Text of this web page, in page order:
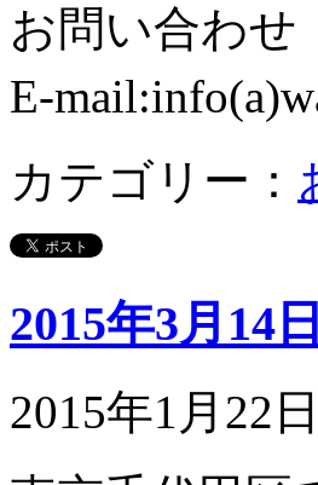
お問い合わせ
E-
カテゴリー：
2015年3月14
2015年1月22日